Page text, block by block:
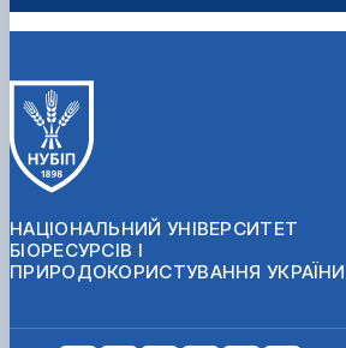
НАЦІОНАЛЬНИЙ УНІВЕРСИТЕТ
БІОРЕСУРСІВ І
ПРИРОДОКОРИСТУВАННЯ УКРАЇНИ